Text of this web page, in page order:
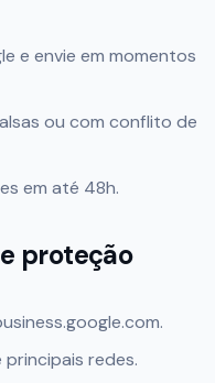
e envie em momentos
ou com conflito de
em até 48h.
proteção
principais redes.